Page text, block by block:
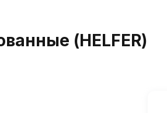
(HELFER)